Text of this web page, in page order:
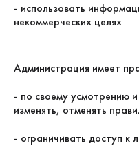
- использовать
некоммерческих целях
Администрация имеет
- по своему усмотрению
изменять, отменять
- ограничивать доступ